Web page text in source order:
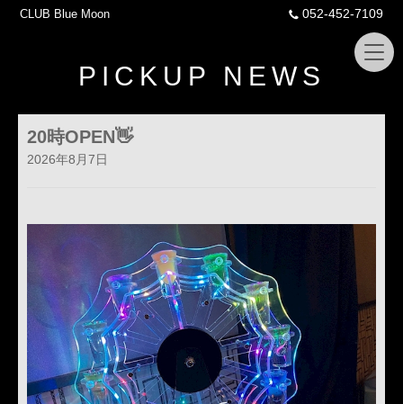
CLUB Blue Moon 052-452-7109
PICKUP NEWS
20時OPEN👋
2026年8月7日